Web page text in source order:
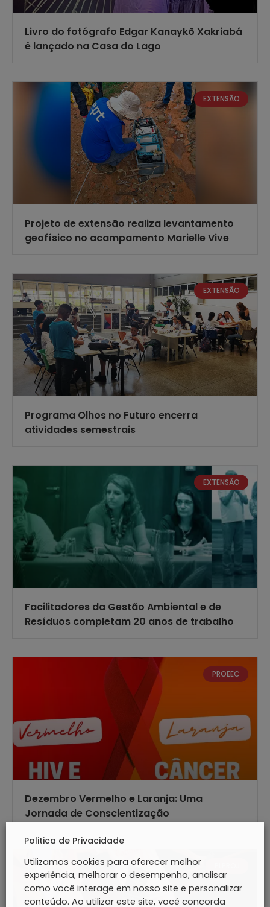
Livro do fotógrafo Edgar Kanaykõ Xakriabá
é lançado na Casa do Lago
EXTENSÃO
Projeto de extensão realiza levantamento
geofísico no acampamento Marielle Vive
EXTENSÃO
Programa Olhos no Futuro encerra
atividades semestrais
EXTENSÃO
Facilitadores da Gestão Ambiental e de
Resíduos completam 20 anos de trabalho
PROEEC
Dezembro Vermelho e Laranja: Uma
Jornada de Conscientização
Politica de Privacidade
Utilizamos cookies para oferecer melhor
experiência, melhorar o desempenho, analisar
como você interage em nosso site e personalizar
conteúdo. Ao utilizar este site, você concorda